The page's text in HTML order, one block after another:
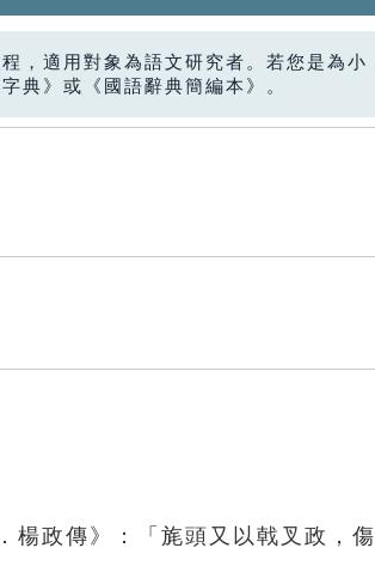
，適用對象為語文研究者。若您是為小
典》或《國語辭典簡編本》。
楊政傳》：「旄頭又以戟叉政，傷